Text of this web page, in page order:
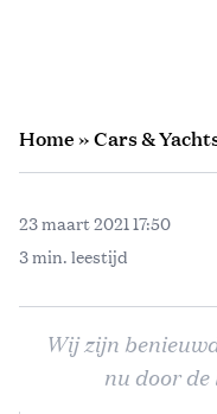
Home»Cars &
23 maart 2021 17:50
3 min. leestijd
Wij zijn
nu door